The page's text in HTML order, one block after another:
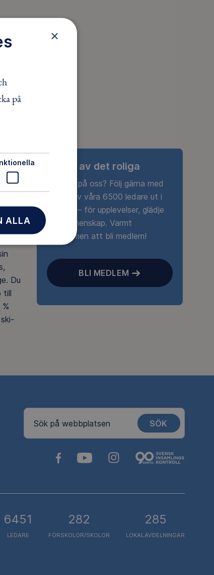
Du
till
Ta del av det roliga
Nyfiken på oss? Följ gärna med
någon av våra 6500 ledare ut i
naturen – för upplevelser, glädje
och gemenskap. Varmt
välkommen att bli medlem!
BLI MEDLEM
Sök på webbplatsen SÖK
6451
LEDARE
282
FÖRSKOLOR/SKOLOR
285
LOKALAVDELNINGAR
×
på
ALLA